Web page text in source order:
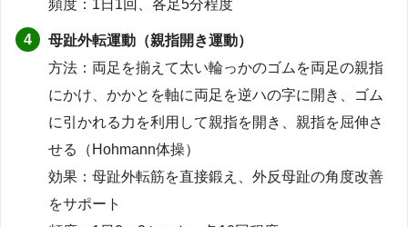
頻度：1日1回、各足5分程度
母趾外転運動（親指開き運動）
方法：両足を揃えて太い輪っかのゴムを両足の親指
にかけ、かかとを軸に両足を逆ハの字に開き、ゴム
に引かれる力を利用して親指を開き、親指を屈伸さ
せる（Hohmann体操）
効果：母趾外転筋を直接鍛え、外反母趾の角度改善
をサポート